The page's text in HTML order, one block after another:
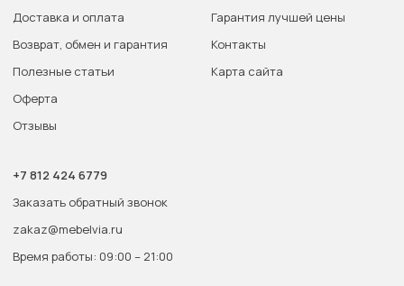
Доставка и оплата
Возврат, обмен и гарантия
Полезные статьи
Оферта
Отзывы
Гарантия лучшей цены
Контакты
Карта сайта
+7 812 424 6779
Заказать обратный звонок
zakaz@mebelvia.ru
Время работы: 09:00 – 21:00